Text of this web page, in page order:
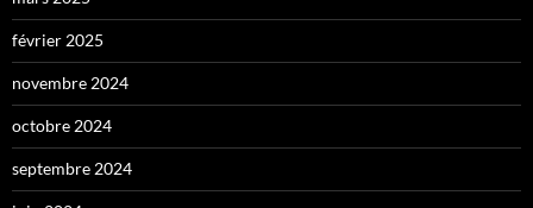
février 2025
novembre 2024
octobre 2024
septembre 2024